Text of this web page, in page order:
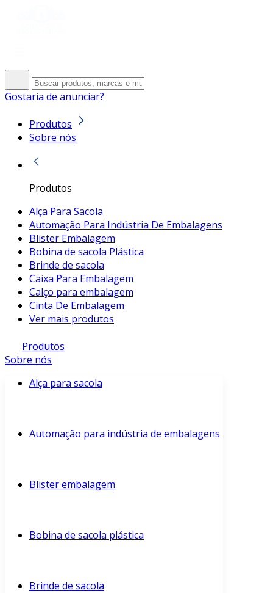
Gostaria de anunciar?
Produtos
Sobre nós
Produtos
Alça Para Sacola
Automação Para Indústria De Embalagens
Blister Embalagem
Bobina de sacola Plástica
Brinde de sacola
Caixa Para Embalagem
Calço para embalagem
Cinta De Embalagem
Ver mais produtos
Produtos
Sobre nós
Alça para sacola
Automação para indústria de embalagens
Blister embalagem
Bobina de sacola plástica
Brinde de sacola